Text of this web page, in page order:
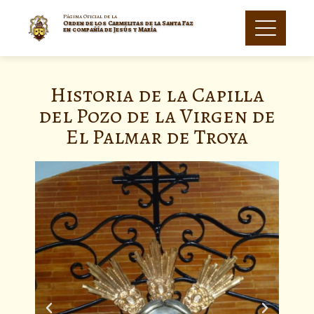
Página Oficial de la
Orden de los Carmelitas de la Santa Faz
en compañía de Jesús y María
Historia de la Capilla
del Pozo de la Virgen de
El Palmar de Troya